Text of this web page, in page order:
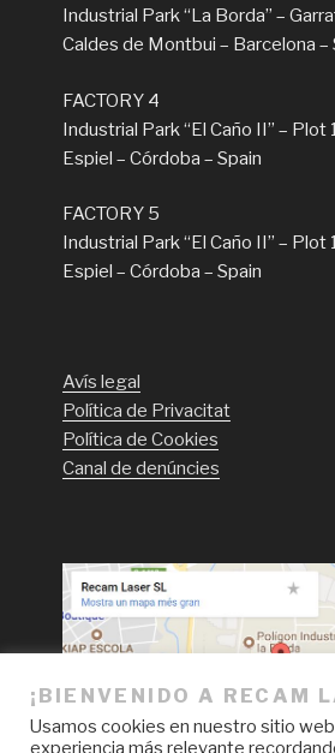
Industrial Park “La Borda” –
Caldes de Montbui – Barcelona –
FACTORY 4
Industrial Park “El Caño II” – Plot
Espiel – Córdoba – Spain
FACTORY 5
Industrial Park “El Caño II” – Plot
Espiel – Córdoba – Spain
Avís legal
Política de Privacitat
Política de Cookies
Canal de denúncies
¡BIENVENIDO A RECAM
Usamos cookies en nuestro sitio
experiencia más relevante